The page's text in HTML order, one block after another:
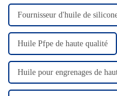
Fournisseur d'huile de
Huile Pfpe de haute qualité
Huile pour engrenages de